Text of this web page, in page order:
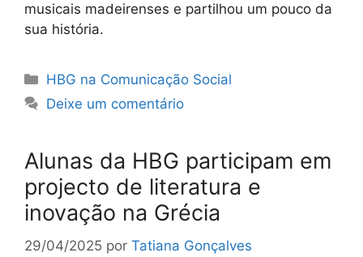
musicais madeirenses e partilhou um pouco da
sua história.
Categorias
HBG na Comunicação Social
Deixe um comentário
Alunas da HBG participam em
projecto de literatura e
inovação na Grécia
29/04/2025 por Tatiana Gonçalves